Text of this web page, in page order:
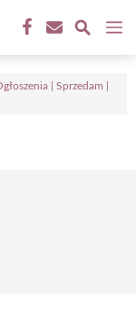
| Sprzedam |